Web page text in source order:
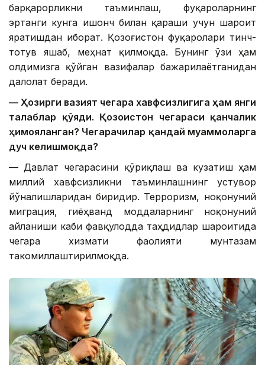
барқарорликни таъминлаш, фуқароларнинг
эртанги кунга ишонч билан қараши учун шароит
яратишдан иборат. Қозоғистон фуқаролари тинч-
тотув яшаб, меҳнат қилмоқда. Бунинг ўзи ҳам
олдимизга қўйган вазифалар бажарилаётганидан
далолат беради.
— Ҳозирги вазият чегара хавфсизлигига ҳам янги
талаблар қўяди. Қозоғистон чегараси қанчалик
ҳимояланган? Чегарачилар қандай муаммоларга
дуч келишмоқда?
— Давлат чегарасини қўриқлаш ва кузатиш ҳам
миллий хавфсизликни таъминлашнинг устувор
йўналишларидан биридир. Терроризм, ноқонуний
миграция, гиёҳванд моддаларнинг ноқонуний
айланиши каби фавқулодда таҳдидлар шароитида
чегара хизмати фаолияти мунтазам
такомиллаштирилмоқда.